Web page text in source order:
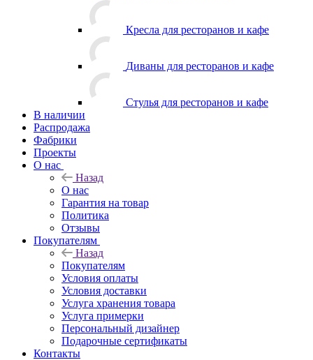
Кресла для ресторанов и кафе
Диваны для ресторанов и кафе
Стулья для ресторанов и кафе
В наличии
Распродажа
Фабрики
Проекты
О нас
Назад
О нас
Гарантия на товар
Политика
Отзывы
Покупателям
Назад
Покупателям
Условия оплаты
Условия доставки
Услуга хранения товара
Услуга примерки
Персональный дизайнер
Подарочные сертификаты
Контакты